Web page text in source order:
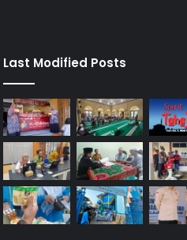
Last Modified Posts